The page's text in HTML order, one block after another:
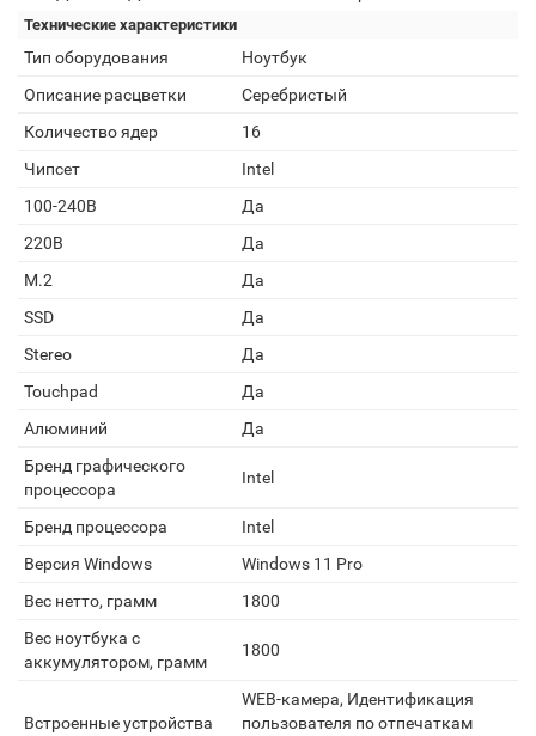
Технические характеристики
Тип оборудования
Ноутбук
Описание расцветки
Серебристый
Количество ядер
16
Чипсет
Intel
100-240В
Да
220В
Да
M.2
Да
SSD
Да
Stereo
Да
Touchpad
Да
Алюминий
Да
Бренд графического
процессора
Intel
Бренд процессора
Intel
Версия Windows
Windows 11 Pro
Вес нетто, грамм
1800
Вес ноутбука с
аккумулятором, грамм
1800
Встроенные устройства
WEB-камера, Идентификация
пользователя по отпечаткам